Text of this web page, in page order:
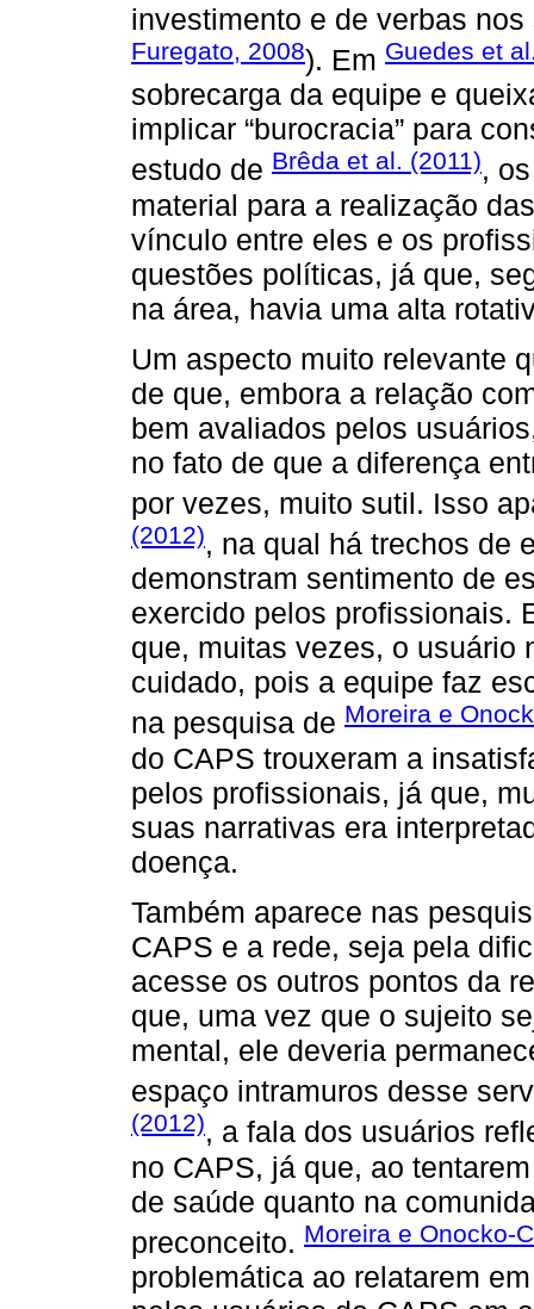
investimento e de verbas
Furegato, 2008). Em Guedes et
sobrecarga da equipe e
implicar “burocracia” para
estudo de Brêda et al. (2011),
material para a realização
vínculo entre eles e os
questões políticas, já que,
na área, havia uma alta
Um aspecto muito relevante
de que, embora a relação
bem avaliados pelos
no fato de que a diferença
por vezes, muito sutil. Isso
(2012), na qual há trechos de
demonstram sentimento de
exercido pelos profissionais.
que, muitas vezes, o usuário
cuidado, pois a equipe faz
na pesquisa de Moreira e
do CAPS trouxeram a
pelos profissionais, já que,
suas narrativas era
doença.
Também aparece nas
CAPS e a rede, seja pela
acesse os outros pontos da
que, uma vez que o sujeito
mental, ele deveria
espaço intramuros desse
(2012), a fala dos usuários
no CAPS, já que, ao
de saúde quanto na
preconceito. Moreira e Onocko-
problemática ao relatarem